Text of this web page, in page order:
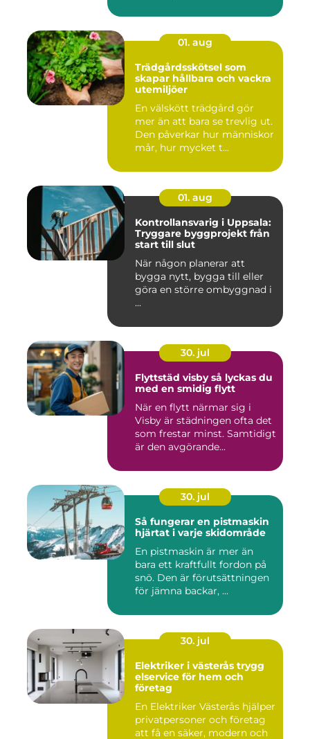
01. aug
Trädgårdsskötsel som
skapar hållbara och vackra
utemiljöer
En välskött trädgård gör
mer än att bara se trevlig ut.
Den påverkar hur människor
mår, hur mycket t...
01. aug
Kontrollansvarig i Uppsala:
Tryggare byggprojekt från
start till slut
När någon planerar att
bygga nytt, bygga till eller
göra en större ombyggnad i
...
30. jul
Flyttstäd visby så lyckas du
med en smidig flytt
När en flytt närmar sig i
Visby är städningen ofta det
som frestar minst. Samtidigt
är den avgörande...
30. jul
Så fungerar en pistmaskin
hjärtat i varje skidområde
En pistmaskin är mer än
bara ett kraftfullt fordon på
snö. Den är förutsättningen
för jämna backar, ...
30. jul
Elektriker i västerås trygg
elservice för hem och
företag
En Elektriker Västerås hjälper
privatpersoner och företag
att få en säker, modern och